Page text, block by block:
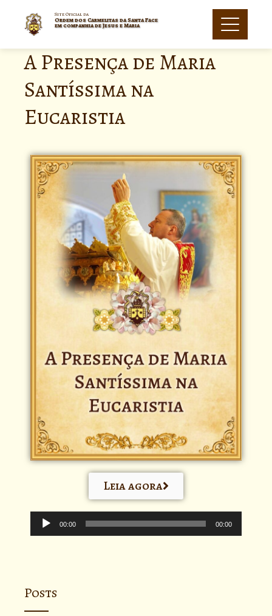
Site Oficial da
Ordem dos Carmelitas da Santa Face
em companhia de Jesus e Maria
A Presença de Maria
Santíssima na
Eucaristia
Leia agora
Tocador
de
áudio
00:00 00:00
Posts